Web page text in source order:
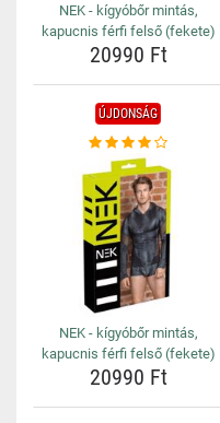
NEK - kígyóbőr mintás,
kapucnis férfi felső (fekete)
20990 Ft
ÚJDONSÁG
NEK - kígyóbőr mintás,
kapucnis férfi felső (fekete)
20990 Ft